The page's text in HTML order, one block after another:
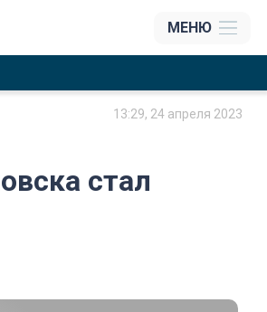
МЕНЮ
13:29, 24 апреля 2023
стал